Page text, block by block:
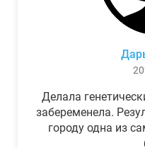
Делала
забеременела.
городу одна из